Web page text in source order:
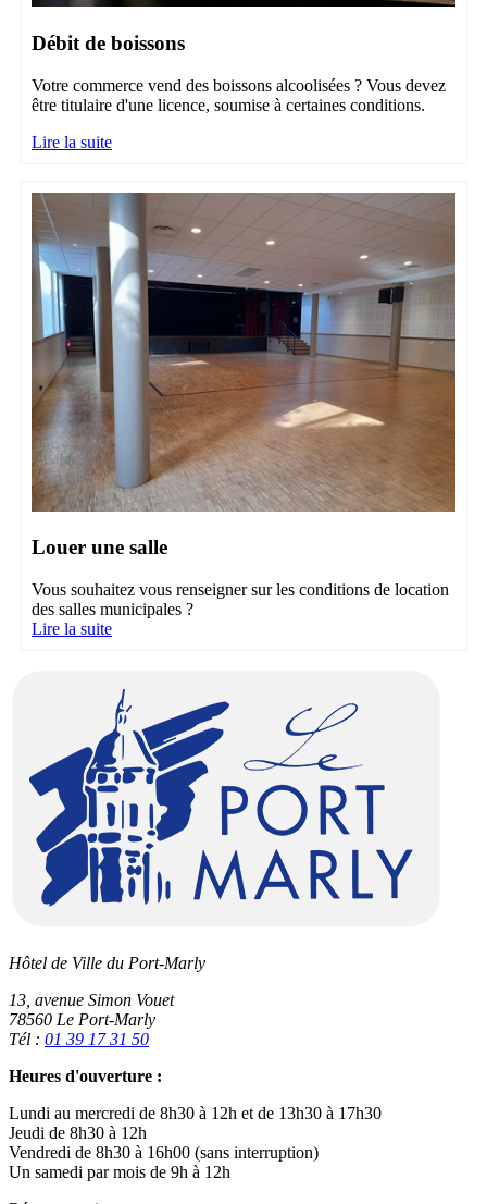
Débit de boissons
Votre commerce vend des boissons alcoolisées ? Vous devez
être titulaire d'une licence, soumise à certaines conditions.
Lire la suite
Louer une salle
Vous souhaitez vous renseigner sur les conditions de location
des salles municipales ?
Lire la suite
Hôtel de Ville du Port-Marly
13, avenue Simon Vouet
78560 Le Port-Marly
Tél : 01 39 17 31 50
Heures d'ouverture :
Lundi au mercredi de 8h30 à 12h et de 13h30 à 17h30
Jeudi de 8h30 à 12h
Vendredi de 8h30 à 16h00 (sans interruption)
Un samedi par mois de 9h à 12h